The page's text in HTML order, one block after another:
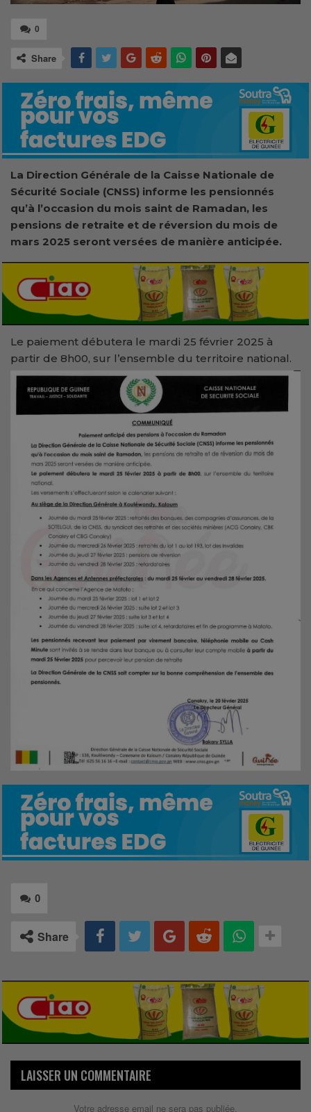
0
Share
La Direction Générale de la Caisse Nationale de
Sécurité Sociale (CNSS) informe les pensionnés
qu’à l’occasion du mois saint de Ramadan, les
pensions de retraite et de réversion du mois de
mars 2025 seront versées de manière anticipée.
Le paiement débutera le mardi 25 février 2025 à
partir de 8h00, sur l’ensemble du territoire national.
0
Share
LAISSER UN COMMENTAIRE
Votre adresse email ne sera pas publiée.